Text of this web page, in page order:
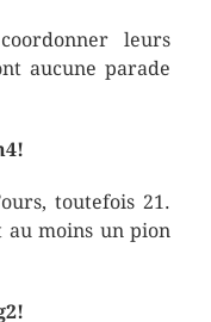
leurs
aucune parade
toutefois 21.
au moins un pion